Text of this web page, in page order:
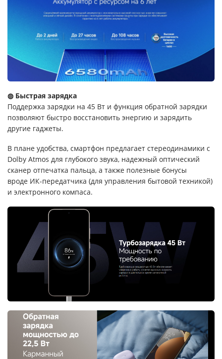
◍ Быстрая зарядка
Поддержка зарядки на 45 Вт и функция обратной зарядки
позволяют быстро восстановить энергию и зарядить
другие гаджеты.
В плане удобства, смартфон предлагает стереодинамики с
Dolby Atmos для глубокого звука, надежный оптический
сканер отпечатка пальца, а также полезные бонусы
вроде ИК-передатчика (для управления бытовой техникой)
и электронного компаса.